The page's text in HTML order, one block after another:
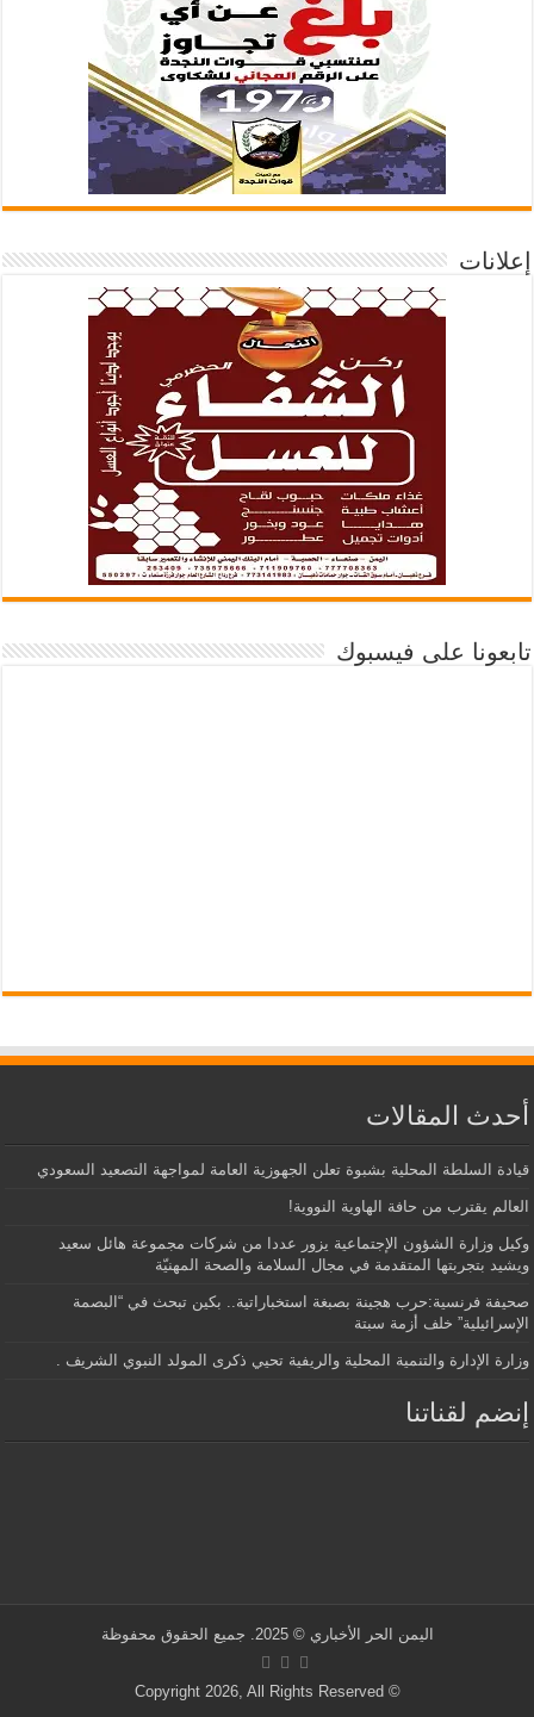
إعلانات
تابعونا على فيسبوك
أحدث المقالات
قيادة السلطة المحلية بشبوة تعلن الجهوزية العامة لمواجهة التصعيد السعودي
العالم يقترب من حافة الهاوية النووية!
وكيل وزارة الشؤون الإجتماعية يزور عددا من شركات مجموعة هائل سعيد
ويشيد بتجربتها المتقدمة في مجال السلامة والصحة المهنيّة
صحيفة فرنسية:حرب هجينة بصبغة استخباراتية.. بكين تبحث في “البصمة
الإسرائيلية” خلف أزمة سبتة
وزارة الإدارة والتنمية المحلية والريفية تحيي ذكرى المولد النبوي الشريف .
إنضم لقناتنا
اليمن الحر الأخباري © 2025. جميع الحقوق محفوظة
© Copyright 2026, All Rights Reserved